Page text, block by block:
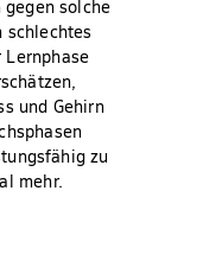
solche
schlechtes
Lernphase
und Gehirn
zu
mehr.